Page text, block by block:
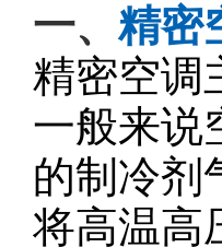
一、精密
精密空调
一般来说
的制冷剂
将高温高